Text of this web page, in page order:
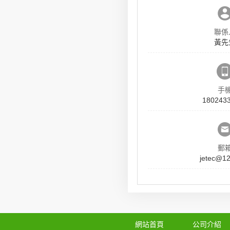
聯係
黃先
手
郵
網站首頁 公司介紹